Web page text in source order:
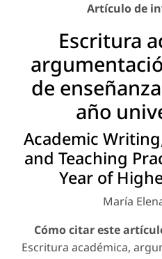
Artículo de
Escritura
de
año
Academic
and Teaching
Year of
María
Cómo citar este
Escritura académica,